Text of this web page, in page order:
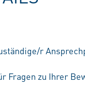
r
Fragen zu Ihrer